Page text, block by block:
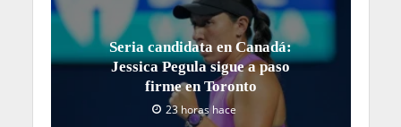
Seria candidata en Canadá:
Jessica Pegula sigue a paso
firme en Toronto
23 horas hace